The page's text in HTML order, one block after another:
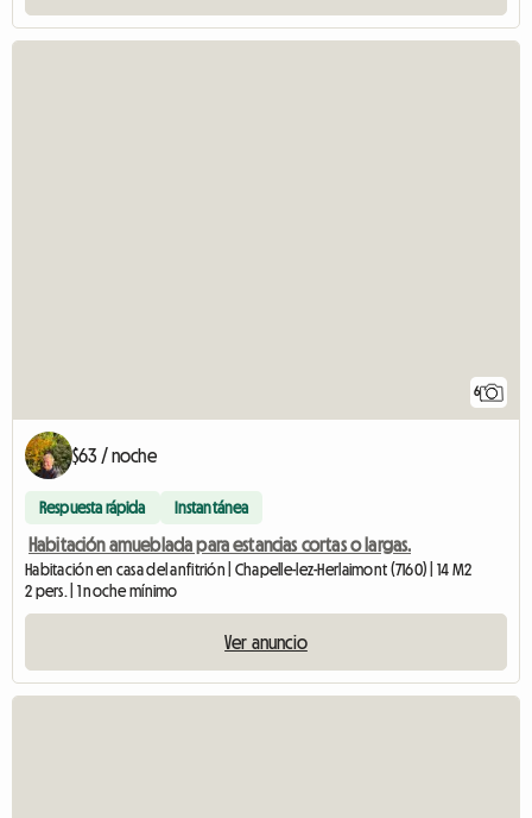
6
$63 / noche
Respuesta rápida Instantánea
Habitación amueblada para estancias cortas o largas.
Habitación en casa del anfitrión | Chapelle-lez-Herlaimont (7160) | 14 M2
2 pers. | 1 noche mínimo
Ver anuncio